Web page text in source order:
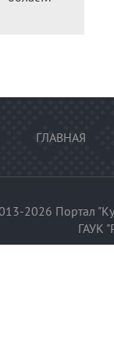
ГЛАВНАЯ
2026 Портал
ГАУК